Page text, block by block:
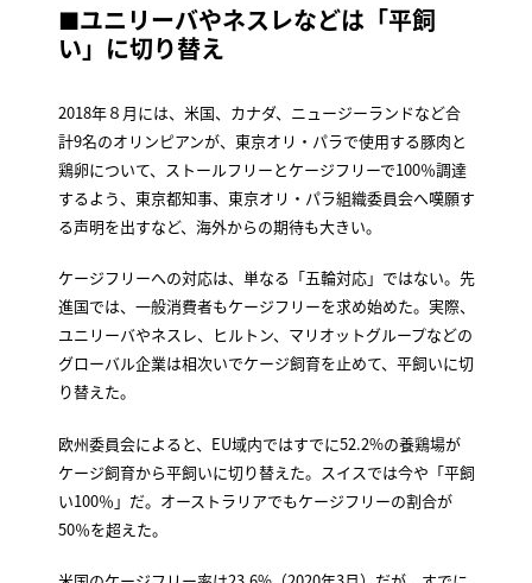
■ユニリーバやネスレなどは「平飼
い」に切り替え
2018年８月には、米国、カナダ、ニュージーランドなど合
計9名のオリンピアンが、東京オリ・パラで使用する豚肉と
鶏卵について、ストールフリーとケージフリーで100％調達
するよう、東京都知事、東京オリ・パラ組織委員会へ嘆願す
る声明を出すなど、海外からの期待も大きい。
ケージフリーへの対応は、単なる「五輪対応」ではない。先
進国では、一般消費者もケージフリーを求め始めた。実際、
ユニリーバやネスレ、ヒルトン、マリオットグループなどの
グローバル企業は相次いでケージ飼育を止めて、平飼いに切
り替えた。
欧州委員会によると、EU域内ではすでに52.2%の養鶏場が
ケージ飼育から平飼いに切り替えた。スイスでは今や「平飼
い100％」だ。オーストラリアでもケージフリーの割合が
50％を超えた。